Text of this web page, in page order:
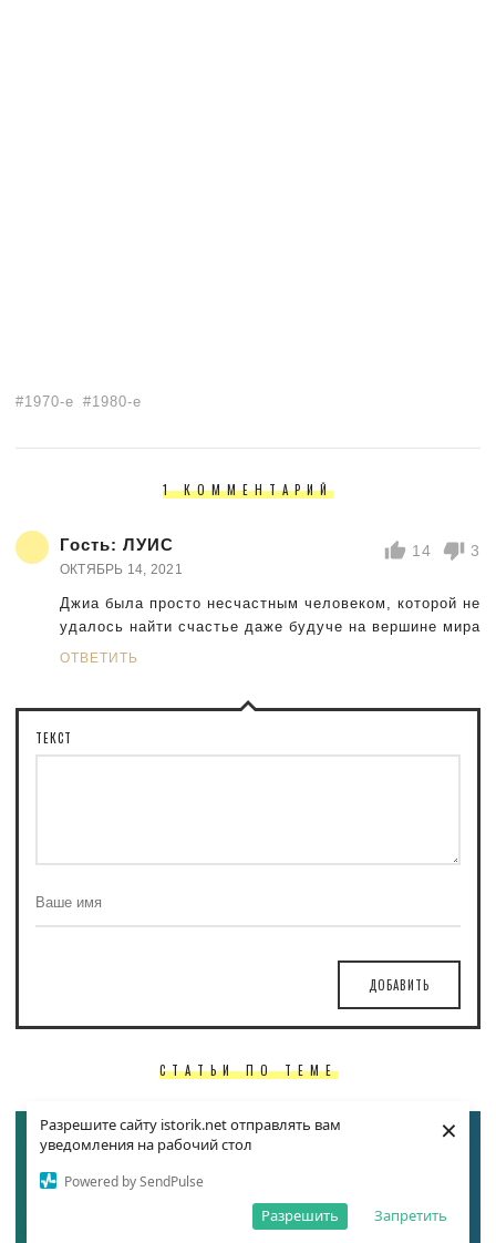
Разрешите сайту istorik.net отправлять вам
уведомления на рабочий стол
Powered by SendPulse
Запретить
Разрешить
×
1970-е 1980-е
1 КОММЕНТАРИЙ
Гость: ЛУИС
ОКТЯБРЬ 14, 2021
Джиа была просто несчастным человеком, которой не
удалось найти счастье даже будуче на вершине мира
14 3
ОТВЕТИТЬ
ТЕКСТ
ДОБАВИТЬ
СТАТЬИ ПО ТЕМЕ
10 САМЫХ ЗНАМЕНИТЫХ ТОП-МОДЕЛЕЙ 90-Х